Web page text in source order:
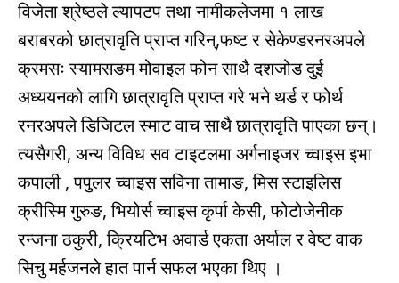
विजेता श्रेष्ठले ल्यापटप तथा नामीकलेजमा १ लाख
बराबरको छात्रावृति प्राप्त गरिन्,फष्ट र सेकेण्डरनरअपले
क्रमसः स्यामसङम मोवाइल फोन साथै दशजोड दुई
अध्ययनको लागि छात्रावृति प्राप्त गरे भने थर्ड र फोर्थ
रनरअपले डिजिटल स्माट वाच साथै छात्रावृति पाएका छन्।
त्यसैगरी, अन्य विविध सव टाइटलमा अर्गनाइजर च्वाइस इभा
कपाली , पपुलर च्वाइस सविना तामाङ, मिस स्टाइलिस
क्रीस्मि गुरुङ, भियोर्स च्वाइस कृर्पा केसी, फोटोजेनीक
रन्जना ठकुरी, क्रियटिभ अवार्ड एकता अर्याल र वेष्ट वाक
सिचु मर्हजनले हात पार्न सफल भएका थिए ।